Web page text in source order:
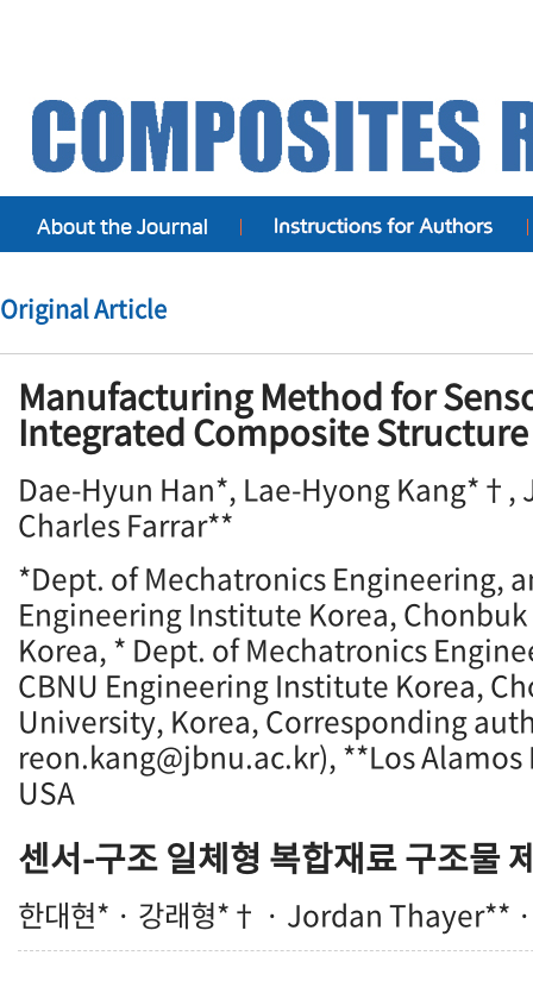
Original Article
Manufacturing Method for
Integrated Composite Structure
Dae-Hyun Han*, Lae-Hyong Kang*†,
Charles Farrar**
*Dept. of Mechatronics Engineering,
Engineering Institute Korea,
Korea, * Dept. of Mechatronics
CBNU Engineering Institute Korea,
University, Korea, Corresponding
reon.kang@jbnu.ac.kr), **Los
USA
센서-구조 일체형 복합재료 구조물
한대현* · 강래형*† · Jordan Thayer**